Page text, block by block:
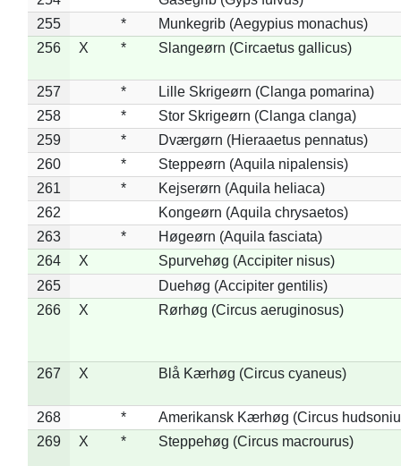
255
*
Munkegrib (Aegypius monachus)
256
X * Slangeørn (Circaetus gallicus)
257 *
Lille Skrigeørn (Clanga pomarina)
258
*
Stor Skrigeørn (Clanga clanga)
259
*
Dværgørn (Hieraaetus pennatus)
260
*
Steppeørn (Aquila nipalensis)
261
*
Kejserørn (Aquila heliaca)
262
Kongeørn (Aquila chrysaetos)
263
*
Høgeørn (Aquila fasciata)
264
X
Spurvehøg (Accipiter nisus)
265
Duehøg (Accipiter gentilis)
266
X Rørhøg (Circus aeruginosus)
267 X Blå Kærhøg (Circus cyaneus)
268 *
Amerikansk Kærhøg (Circus
269
X * Steppehøg (Circus macrourus)